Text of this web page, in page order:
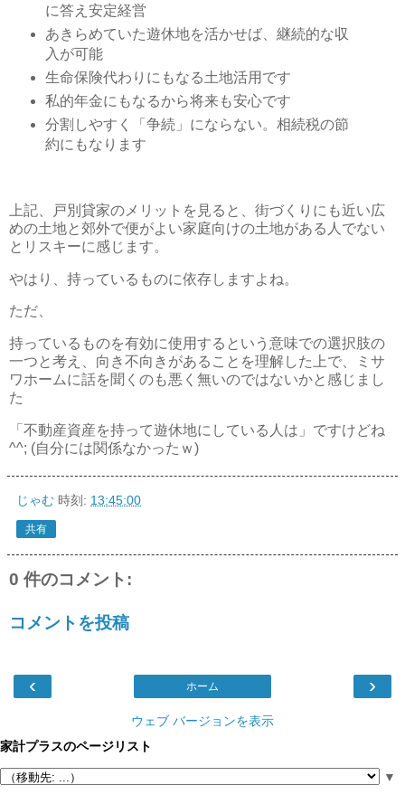
に答え安定経営
あきらめていた遊休地を活かせば、継続的な収
入が可能
生命保険代わりにもなる土地活用です
私的年金にもなるから将来も安心です
分割しやすく「争続」にならない。相続税の節
約にもなります
上記、戸別貸家のメリットを見ると、街づくりにも近い広
めの土地と郊外で便がよい家庭向けの土地がある人でない
とリスキーに感じます。
やはり、持っているものに依存しますよね。
ただ、
持っているものを有効に使用するという意味での選択肢の
一つと考え、向き不向きがあることを理解した上で、ミサ
ワホームに話を聞くのも悪く無いのではないかと感じまし
た
「不動産資産を持って遊休地にしている人は」ですけどね
^^; (自分には関係なかったｗ)
じゃむ 時刻: 13:45:00
共有
0 件のコメント:
コメントを投稿
‹ ›
ホーム
ウェブ バージョンを表示
家計プラスのページリスト
▼